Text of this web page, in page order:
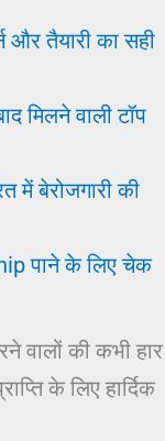
तैयारी का सही
मिलने वाली टॉप
बेरोजगारी की
पाने के लिए चेक
वालों की कभी हार
के लिए हार्दिक